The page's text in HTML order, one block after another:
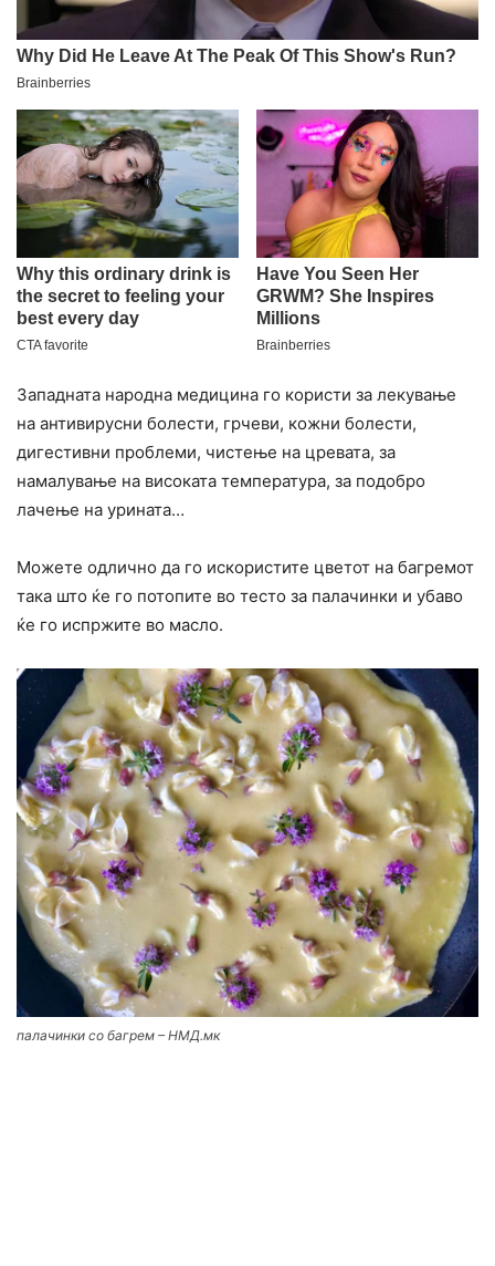
Западната народна медицина го користи за лекување
на антивирусни болести, грчеви, кожни болести,
дигестивни проблеми, чистење на цревата, за
намалување на високата температура, за подобро
лачење на урината…
Можете одлично да го искористите цветот на багремот
така што ќе го потопите во тесто за палачинки и убаво
ќе го испржите во масло.
палачинки со багрем – НМД.мк